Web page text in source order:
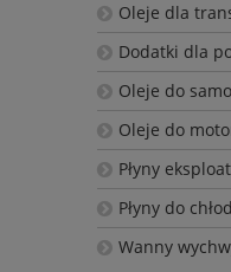
Oleje dla
Dodatki dla
Oleje do
Oleje do
Płyny
Płyny do
Wanny